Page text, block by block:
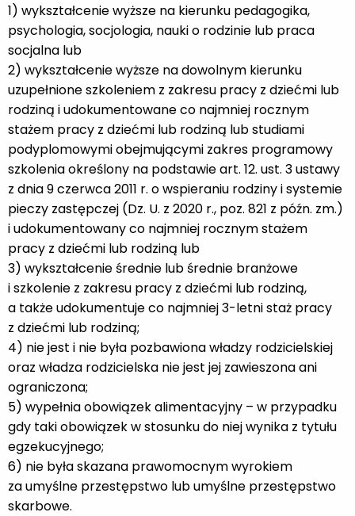
1) wykształcenie wyższe na kierunku pedagogika,
psychologia, socjologia, nauki o rodzinie lub praca
socjalna lub
2) wykształcenie wyższe na dowolnym kierunku
uzupełnione szkoleniem z zakresu pracy z dziećmi lub
rodziną i udokumentowane co najmniej rocznym
stażem pracy z dziećmi lub rodziną lub studiami
podyplomowymi obejmującymi zakres programowy
szkolenia określony na podstawie art. 12. ust. 3 ustawy
z dnia 9 czerwca 2011 r. o wspieraniu rodziny i systemie
pieczy zastępczej (Dz. U. z 2020 r., poz. 821 z późn. zm.)
i udokumentowany co najmniej rocznym stażem
pracy z dziećmi lub rodziną lub
3) wykształcenie średnie lub średnie branżowe
i szkolenie z zakresu pracy z dziećmi lub rodziną,
a także udokumentuje co najmniej 3-letni staż pracy
z dziećmi lub rodziną;
4) nie jest i nie była pozbawiona władzy rodzicielskiej
oraz władza rodzicielska nie jest jej zawieszona ani
ograniczona;
5) wypełnia obowiązek alimentacyjny – w przypadku
gdy taki obowiązek w stosunku do niej wynika z tytułu
egzekucyjnego;
6) nie była skazana prawomocnym wyrokiem
za umyślne przestępstwo lub umyślne przestępstwo
skarbowe.